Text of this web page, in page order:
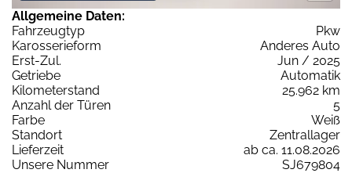
Allgemeine Daten:
Fahrzeugtyp
Pkw
Karosserieform
Anderes Auto
Erst-Zul.
Jun / 2025
Getriebe
Automatik
Kilometerstand
25.962 km
Anzahl der Türen
5
Farbe
Weiß
Standort
Zentrallager
Lieferzeit
ab ca. 11.08.2026
Unsere Nummer
SJ679804